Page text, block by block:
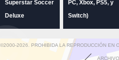
Superstar Soccer
Deluxe
PC, Xbox, PS5, y
Switch)
©2000-2026. PROHIBIDA LA REPRODUCCIÓN EN
ARCHIVO